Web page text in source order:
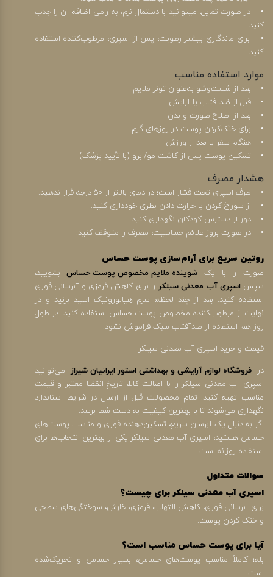
• در صورت تمایل، میتوانید با دستمال نرم، به‌آرامی اضافه آن را جذب
کنید.
• برای ماندگاری بیشتر رطوبت، پس از اسپری، مرطوب‌کننده استفاده
کنید.
موارد استفاده مناسب
• بعد از شست‌وشو به‌عنوان تونر ملایم
• قبل از ضدآفتاب یا آرایش
• بعد از اصلاح صورت و بدن
• برای خنک‌کردن پوست در روزهای گرم
• هنگام سفر یا بعد از ورزش
• تسکین پوست پس از کاشت مو/ابرو (با تأیید پزشک)
هشدار مصرف
• ظرف اسپری تحت فشار است؛ در دمای بالاتر از ۵۰ درجه قرار ندهید.
• از سوراخ کردن یا حرارت دادن بطری خودداری کنید.
• دور از دسترس کودکان نگهداری کنید.
• در صورت بروز علائم حساسیت، مصرف را متوقف کنید.
روتین سریع برای آرام‌سازی پوست حساس
صورت را با یک شوینده ملایم مخصوص پوست حساسبشویید،
سپس اسپری آب معدنی سیلکر را برای کاهش قرمزی و آبرسانی فوری
استفاده کنید. بعد از چند لحظه، سرم هیالورونیک اسید بزنید و در
نهایت از مرطوب‌کننده مخصوص پوست حساس استفاده کنید. در طول
روز هم استفاده از ضدآفتاب سبک فراموش نشود.
قیمت و خرید اسپری آب معدنی سیلکر
درفروشگاه لوازم آرایشی و بهداشتی استور ایرانیان شیراز می‌توانید
اسپری آب معدنی سیلکر را با اصالت کالا، تاریخ انقضا معتبر و قیمت
مناسب تهیه کنید. تمام محصولات قبل از ارسال در شرایط استاندارد
نگهداری می‌شوند تا با بهترین کیفیت به دست شما برسد.
اگر به دنبال یک آبرسان سریع، تسکین‌دهنده فوری و مناسب پوست‌های
حساس هستید، اسپری آب معدنی سیلکر یکی از بهترین انتخاب‌ها برای
استفاده روزانه است.
سوالات متداول
اسپری آب معدنی سیلکر برای چیست؟
برای آبرسانی فوری، کاهش التهاب، قرمزی، خارش، سوختگی‌های سطحی
و خنک کردن پوست.
آیا برای پوست حساس مناسب است؟
بله؛ کاملاً مناسب پوست‌های حساس، بسیار حساس و تحریک‌شده
است.